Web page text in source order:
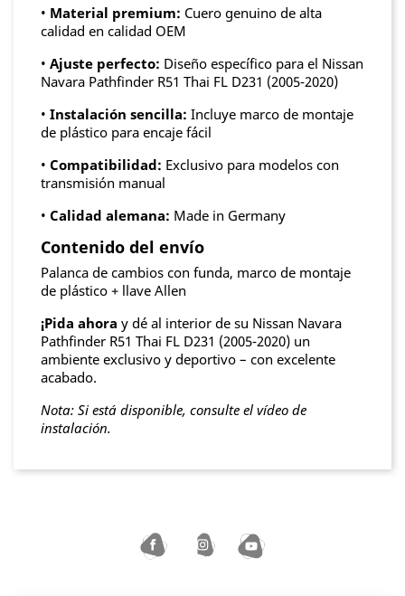
• Material premium: Cuero genuino de alta
calidad en calidad OEM
• Ajuste perfecto: Diseño específico para el Nissan
Navara Pathfinder R51 Thai FL D231 (2005-2020)
• Instalación sencilla: Incluye marco de montaje
de plástico para encaje fácil
• Compatibilidad: Exclusivo para modelos con
transmisión manual
• Calidad alemana: Made in Germany
Contenido del envío
Palanca de cambios con funda, marco de montaje
de plástico + llave Allen
¡Pida ahora y dé al interior de su Nissan Navara
Pathfinder R51 Thai FL D231 (2005-2020) un
ambiente exclusivo y deportivo – con excelente
acabado.
Nota: Si está disponible, consulte el vídeo de
instalación.